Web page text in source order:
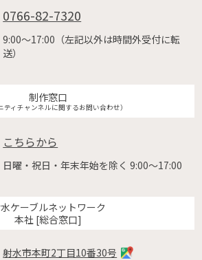
0766-82-7320
9:00〜17:00（左記以外は時間外受付に転
送）
制作窓口
ティチャンネルに関するお問い合わせ）
こちらから
日曜・祝日・年末年始を除く 9:00〜17:00
ケーブルネットワーク
本社 [総合窓口]
射水市本町2丁目10番30号